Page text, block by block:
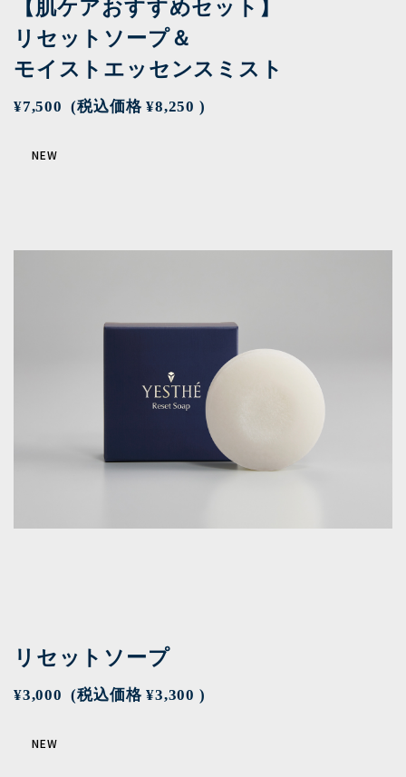
【肌ケアおすすめセット】
リセットソープ＆
モイストエッセンスミスト
¥7,500 (税込価格 ¥8,250 )
NEW
リセットソープ
¥3,000 (税込価格 ¥3,300 )
NEW